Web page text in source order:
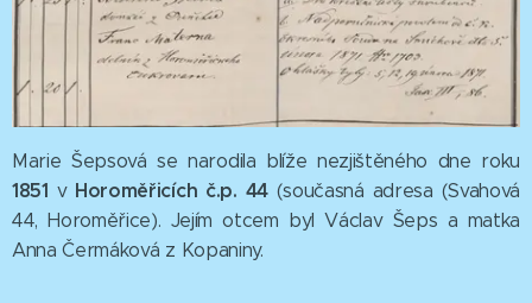
Marie Šepsová se narodila blíže nezjištěného dne roku
1851 v Horoměřicích č.p. 44 (současná adresa (Svahová
44, Horoměřice). Jejím otcem byl Václav Šeps a matka
Anna Čermáková z Kopaniny.